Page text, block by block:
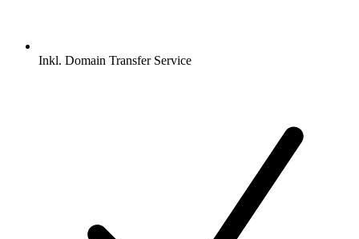
Inkl. Domain Transfer Service